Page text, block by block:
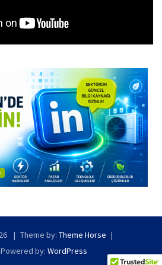
Theme by: Theme Horse
by: WordPress